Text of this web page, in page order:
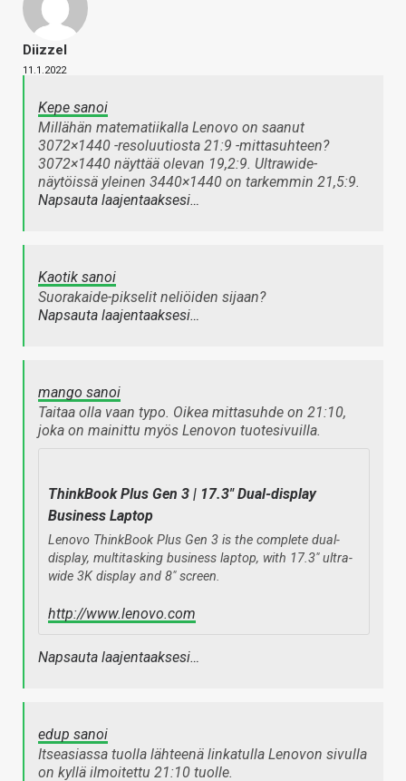
Diizzel
11.1.2022
Kepe sanoi
Millähän matematiikalla Lenovo on saanut
3072×1440 -resoluutiosta 21:9 -mittasuhteen?
3072×1440 näyttää olevan 19,2:9. Ultrawide-
näytöissä yleinen 3440×1440 on tarkemmin 21,5:9.
Napsauta laajentaaksesi…
Kaotik sanoi
Suorakaide-pikselit neliöiden sijaan?
Napsauta laajentaaksesi…
mango sanoi
Taitaa olla vaan typo. Oikea mittasuhde on 21:10,
joka on mainittu myös Lenovon tuotesivuilla.
ThinkBook Plus Gen 3 | 17.3" Dual-display
Business Laptop
Lenovo ThinkBook Plus Gen 3 is the complete dual-
display, multitasking business laptop, with 17.3" ultra-
wide 3K display and 8" screen.
http://www.lenovo.com
Napsauta laajentaaksesi…
edup sanoi
Itseasiassa tuolla lähteenä linkatulla Lenovon sivulla
on kyllä ilmoitettu 21:10 tuolle.